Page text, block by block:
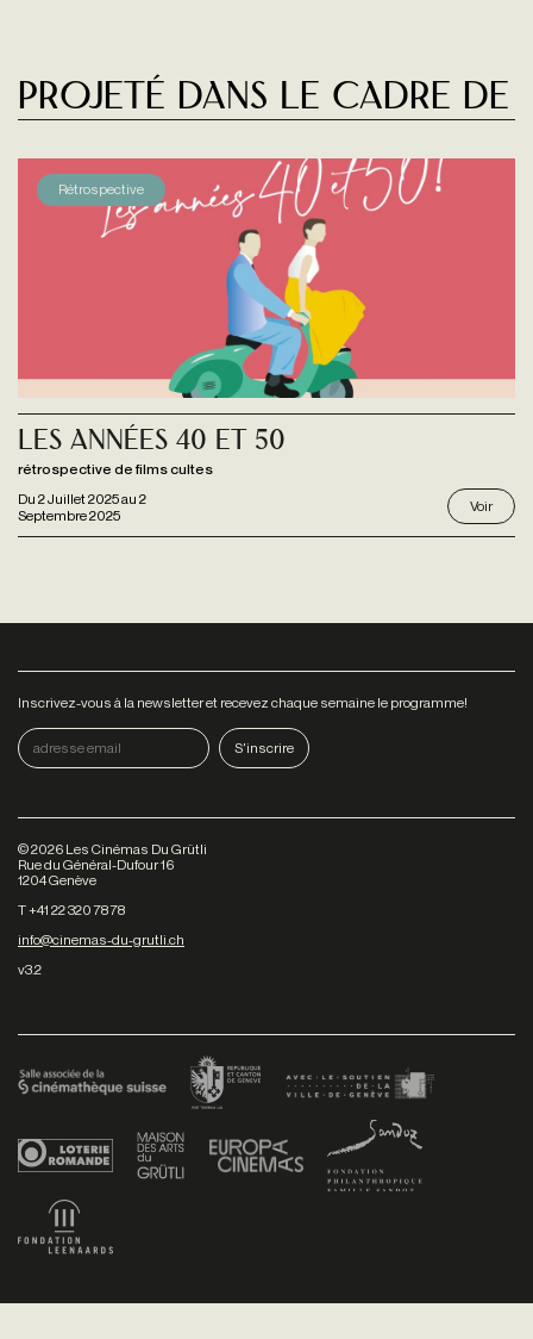
Projeté dans le cadre de
Rétrospective
Du 2 Juillet 2025au 2
Septembre 2025
Les Années 40 et 50
rétrospective de films cultes
Voir
Inscrivez-vous à la newsletter et recevez chaque semaine le programme!
©2026 Les Cinémas Du Grütli
Rue du Général-Dufour 16
1204 Genève
T +41 22 320 78 78
info@cinemas-du-grutli.ch
v3.2